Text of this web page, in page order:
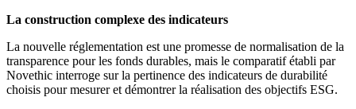
La construction complexe des indicateurs
La nouvelle réglementation est une promesse de normalisation de la
transparence pour les fonds durables, mais le comparatif établi par
Novethic interroge sur la pertinence des indicateurs de durabilité
choisis pour mesurer et démontrer la réalisation des objectifs ESG.